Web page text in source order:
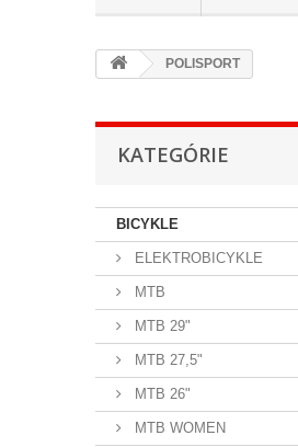
POLISPORT
KATEGÓRIE
BICYKLE
ELEKTROBICYKLE
MTB
MTB 29"
MTB 27,5"
MTB 26"
MTB WOMEN